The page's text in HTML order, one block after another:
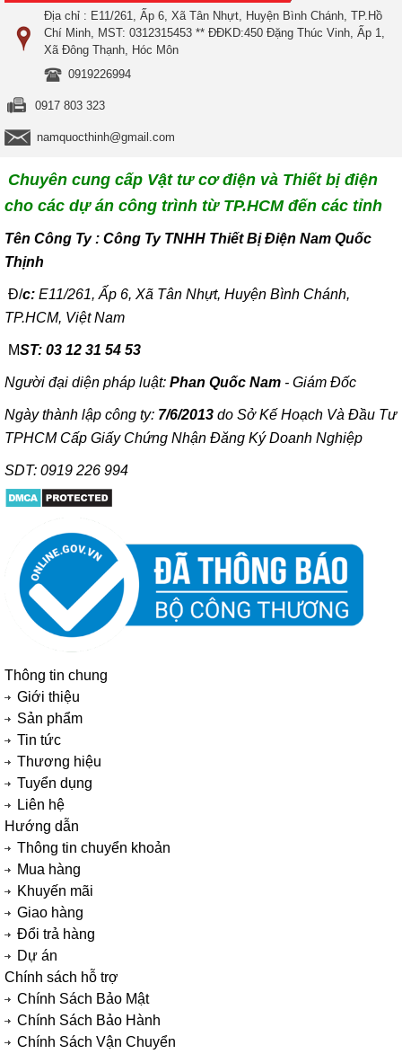
Địa chỉ : E11/261, Ấp 6, Xã Tân Nhựt, Huyện Bình Chánh, TP.Hồ
Chí Minh, MST: 0312315453 ** ĐĐKD:450 Đặng Thúc Vinh, Ấp 1,
Xã Đông Thạnh, Hóc Môn
0919226994
0917 803 323
namquocthinh@gmail.com
Chuyên cung cấp Vật tư cơ điện và Thiết bị điện
cho các dự án công trình từ TP.HCM đến các tỉnh
Tên Công Ty : Công Ty TNHH Thiết Bị Điện Nam Quốc
Thịnh
Đ/c: E11/261, Ấp 6, Xã Tân Nhựt, Huyện Bình Chánh,
TP.HCM, Việt Nam
MST: 03 12 31 54 53
Người đại diện pháp luật: Phan Quốc Nam - Giám Đốc
Ngày thành lập công ty: 7/6/2013 do Sở Kế Hoạch Và Đầu Tư
TPHCM Cấp Giấy Chứng Nhận Đăng Ký Doanh Nghiệp
SDT: 0919 226 994
Thông tin chung
Giới thiệu
Sản phẩm
Tin tức
Thương hiệu
Tuyển dụng
Liên hệ
Hướng dẫn
Thông tin chuyển khoản
Mua hàng
Khuyến mãi
Giao hàng
Đổi trả hàng
Dự án
Chính sách hỗ trợ
Chính Sách Bảo Mật
Chính Sách Bảo Hành
Chính Sách Vận Chuyển